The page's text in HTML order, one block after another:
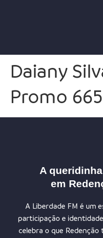
Daiany
Promo 665
A
em
A Liberdade FM é um
participação e
celebra o que Redenção